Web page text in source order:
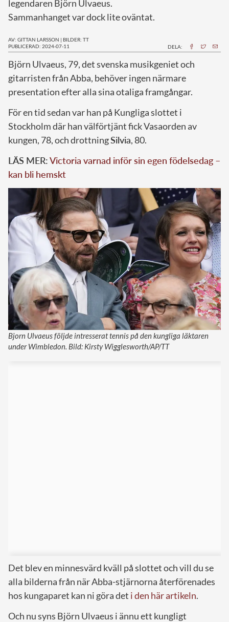
legendaren Björn Ulvaeus.
Sammanhanget var dock lite oväntat.
AV: GITTAN LARSSON | BILDER: TT
PUBLICERAD: 2024-07-11
DELA:
Björn Ulvaeus, 79, det svenska musikgeniet och
gitarristen från Abba, behöver ingen närmare
presentation efter alla sina otaliga framgångar.
För en tid sedan var han på Kungliga slottet i
Stockholm där han välförtjänt fick Vasaorden av
kungen, 78, och drottningSilvia, 80.
LÄS MER:Victoria varnad inför sin egen födelsedag –
kan bli hemskt
Bjorn Ulvaeus följde intresserat tennis på den kungliga läktaren
under Wimbledon. Bild: Kirsty Wigglesworth/AP/TT
Det blev en minnesvärd kväll på slottet och vill du se
alla bilderna från när Abba-stjärnorna återförenades
hos kungaparet kan ni göra det i den här artikeln.
Och nu syns Björn Ulvaeus i ännu ett kungligt